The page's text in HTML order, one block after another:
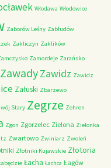
Włodawa Włodowice
Zaborów Leśny Zabłudów
Zakliczyn Zaklików
Zamordeje Zarańsko
ZawadyZawidz Zawidz
Załuski Zbarzewo
Stary Zegrze Zehren
Zgon Zgorzelec Zielona Zielonka
Zwartowo Zwiniarz Zwoleń
Złotniki Kujawskie Złotoria
Łacha Łachca Łagów